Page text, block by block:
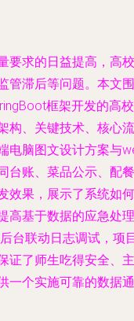
要求的日益提高，高校
管滞后等问题。本文围
框架开发的高校
构、关键技术、核心流
电脑图文设计方案与
台账、菜品公示、配餐
效果，展示了系统如何
高基于数据的应急处理
台联动日志调试，项
证了师生吃得安全、主
一个实施可靠的数据通